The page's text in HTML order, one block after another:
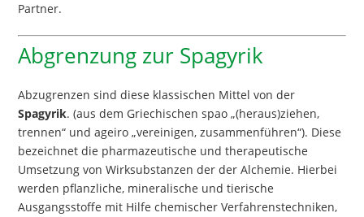
Partner.
Abgrenzung zur Spagyrik
Abzugrenzen sind diese klassischen Mittel von der
Spagyrik. (aus dem Griechischen spao „(heraus)ziehen,
trennen“ und ageiro „vereinigen, zusammenführen“). Diese
bezeichnet die pharmazeutische und therapeutische
Umsetzung von Wirksubstanzen der der Alchemie. Hierbei
werden pflanzliche, mineralische und tierische
Ausgangsstoffe mit Hilfe chemischer Verfahrenstechniken,